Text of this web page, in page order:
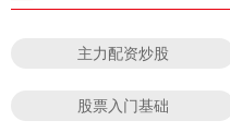
主力配资炒股
股票入门基础